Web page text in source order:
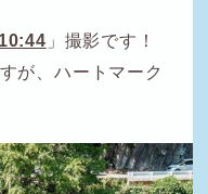
」撮影です！
が、ハートマーク